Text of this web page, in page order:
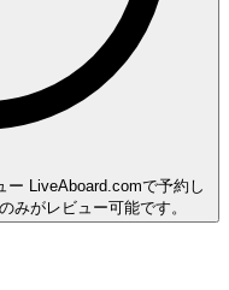
ー LiveAboard.comで予約し
みがレビュー可能です。